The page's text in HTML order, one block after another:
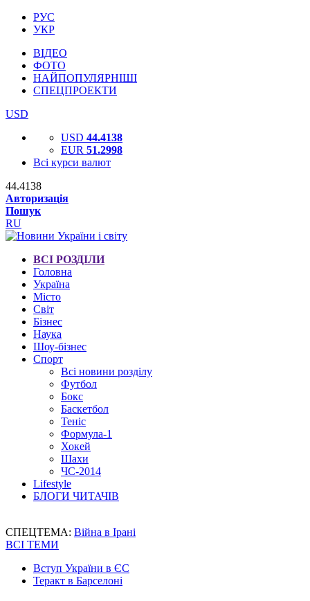
РУС
УКР
ВІДЕО
ФОТО
НАЙПОПУЛЯРНІШІ
СПЕЦПРОЕКТИ
USD
USD 44.4138
EUR 51.2998
Всі курси валют
44.4138
Авторизація
Пошук
RU
ВСІ РОЗДІЛИ
Головна
Україна
Місто
Світ
Бізнес
Наука
Шоу-бізнес
Спорт
Всі новини розділу
Футбол
Бокс
Баскетбол
Теніс
Формула-1
Хокей
Шахи
ЧС-2014
Lifestyle
БЛОГИ ЧИТАЧІВ
СПЕЦТЕМА: Війна в Ірані
ВСІ ТЕМИ
Вступ України в ЄС
Теракт в Барселоні